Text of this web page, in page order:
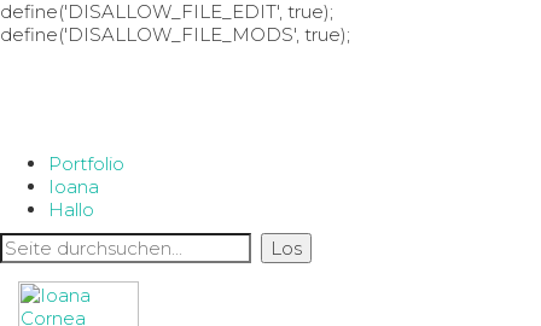
define('DISALLOW_FILE_EDIT', true);
define('DISALLOW_FILE_MODS', true);
Portfolio
Ioana
Hallo